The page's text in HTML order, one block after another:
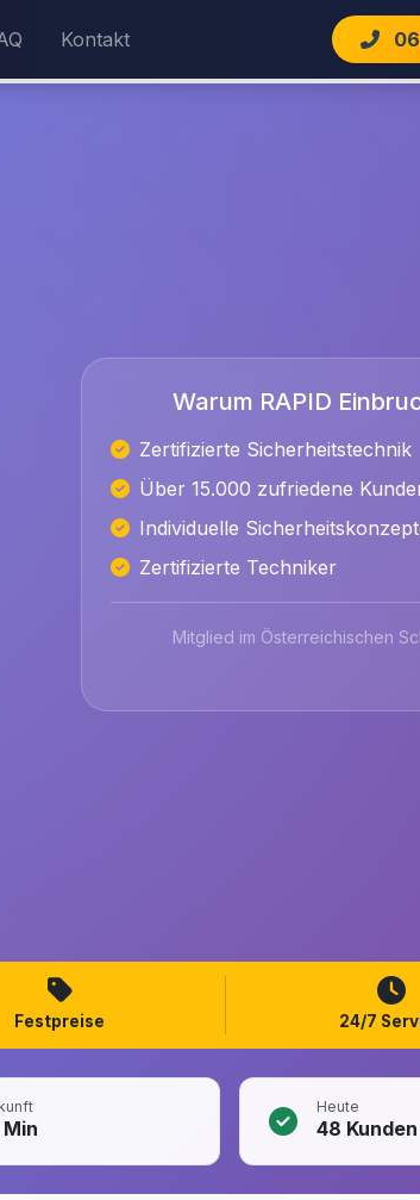
Kontakt
Warum RAPID
Zertifizierte Sicherheitstechnik
Über 15.000 zufriedene
Individuelle
Zertifizierte Techniker
Mitglied im Österreichischen
Festpreise 24/7
Min
Heute
48 Kunden